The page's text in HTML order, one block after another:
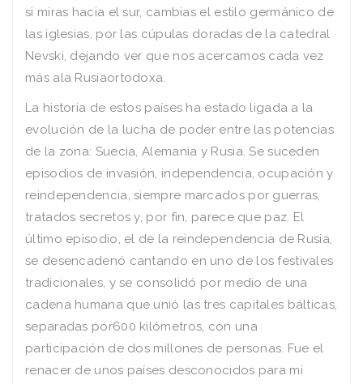
si miras hacia el sur, cambias el estilo germánico de
las iglesias, por las cúpulas doradas de la catedral
Nevski, dejando ver que nos acercamos cada vez
más ala Rusiaortodoxa.
La historia de estos paí­ses ha estado ligada a la
evolución de la lucha de poder entre las potencias
de la zona: Suecia, Alemania y Rusia. Se suceden
episodios de invasión, independencia, ocupación y
reindependencia, siempre marcados por guerras,
tratados secretos y, por fin, parece que paz. El
último episodio, el de la reindependencia de Rusia,
se desencadenó cantando en uno de los festivales
tradicionales, y se consolidó por medio de una
cadena humana que unió las tres capitales bálticas,
separadas por600 kilómetros, con una
participación de dos millones de personas. Fue el
renacer de unos paí­ses desconocidos para mi